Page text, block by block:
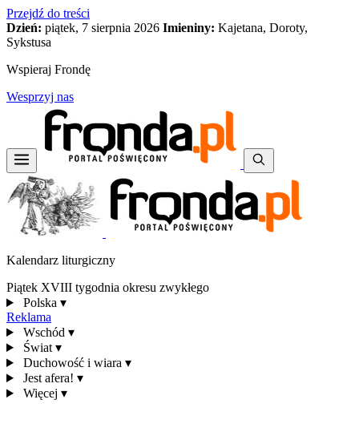
Przejdź do treści
Dzień: piątek, 7 sierpnia 2026 Imieniny: Kajetana, Doroty,
Sykstusa
Wspieraj Frondę
Wesprzyj nas
Kalendarz liturgiczny
Piątek XVIII tygodnia okresu zwykłego
Polska ▾
Reklama
Wschód ▾
Świat ▾
Duchowość i wiara ▾
Jest afera! ▾
Więcej ▾